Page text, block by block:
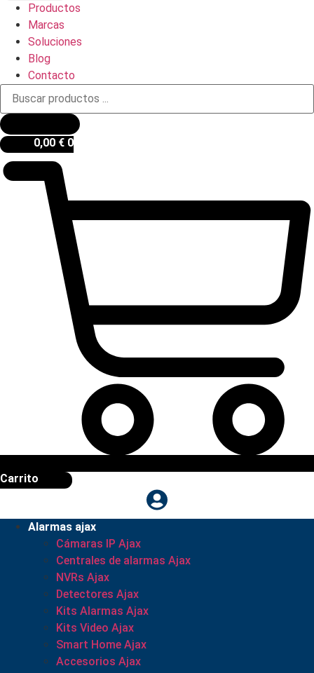
Productos
Marcas
Soluciones
Blog
Contacto
Búsqueda
productos
0,00 € 0
Carrito
Alarmas ajax
Cámaras IP Ajax
Centrales de alarmas Ajax
NVRs Ajax
Detectores Ajax
Kits Alarmas Ajax
Kits Video Ajax
Smart Home Ajax
Accesorios Ajax